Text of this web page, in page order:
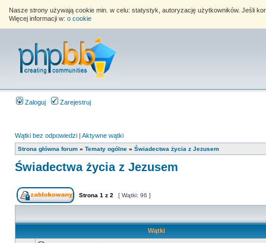
Nasze strony używają cookie min. w celu: statystyk, autoryzację użytkowników. Jeśli
Więcej informacji w: o cookie
Zaloguj Zarejestruj
Wątki bez odpowiedzi | Aktywne wątki
Strona główna forum » Tematy ogólne » Świadectwa życia z Jezusem
Świadectwa życia z Jezusem
Strona 1 z 2 [ Wątki: 96 ]
Wątki